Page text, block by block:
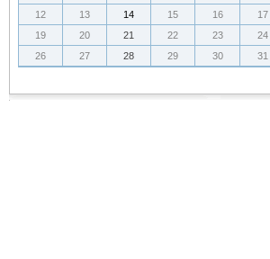
12
13 14 15 16 17
19
20 21 22 23 24
26
27 28 29 30 31